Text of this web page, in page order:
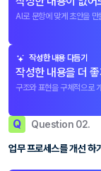
AI로 문항에 맞게 초안을 만
작성한 내용 다듬기
작성한 내용을 더
구조와 표현을 구체적으로
Q Question 02.
업무 프로세스를 개선 하